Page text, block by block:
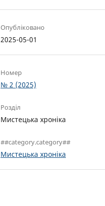
Опубліковано
2025-05-01
Номер
№ 2 (2025)
Розділ
Мистецька хроніка
##category.category##
Мистецька хроніка